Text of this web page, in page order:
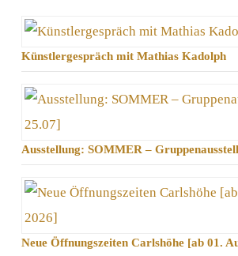
Künstlergespräch mit Mathias Kadolph
Ausstellung: SOMMER –
Neue Öffnungszeiten Carlshöhe [ab 01.